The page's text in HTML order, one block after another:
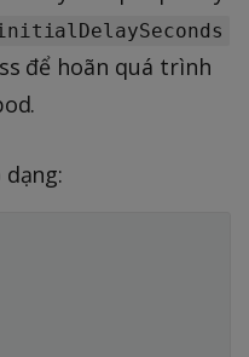
để hoãn quá trình